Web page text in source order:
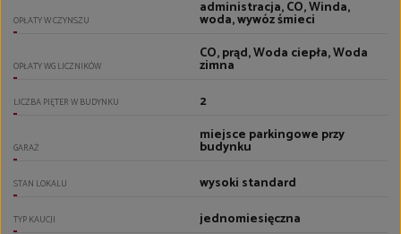
OPŁATY W CZYNSZU
administracja, CO, Winda,
woda, wywóz śmieci
OPŁATY WG LICZNIKÓW
CO, prąd, Woda ciepła, Woda
zimna
LICZBA PIĘTER W BUDYNKU 2
GARAŻ
miejsce parkingowe przy
budynku
STAN LOKALU wysoki standard
TYP KAUCJI jednomiesięczna